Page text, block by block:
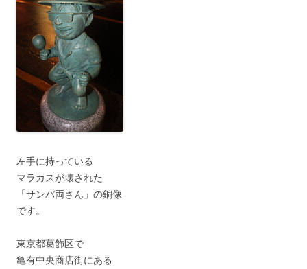
左手に持っている
マラカスが壊された
「サンバ両さん」の銅像
です。
東京都葛飾区で
亀有中央商店街にある